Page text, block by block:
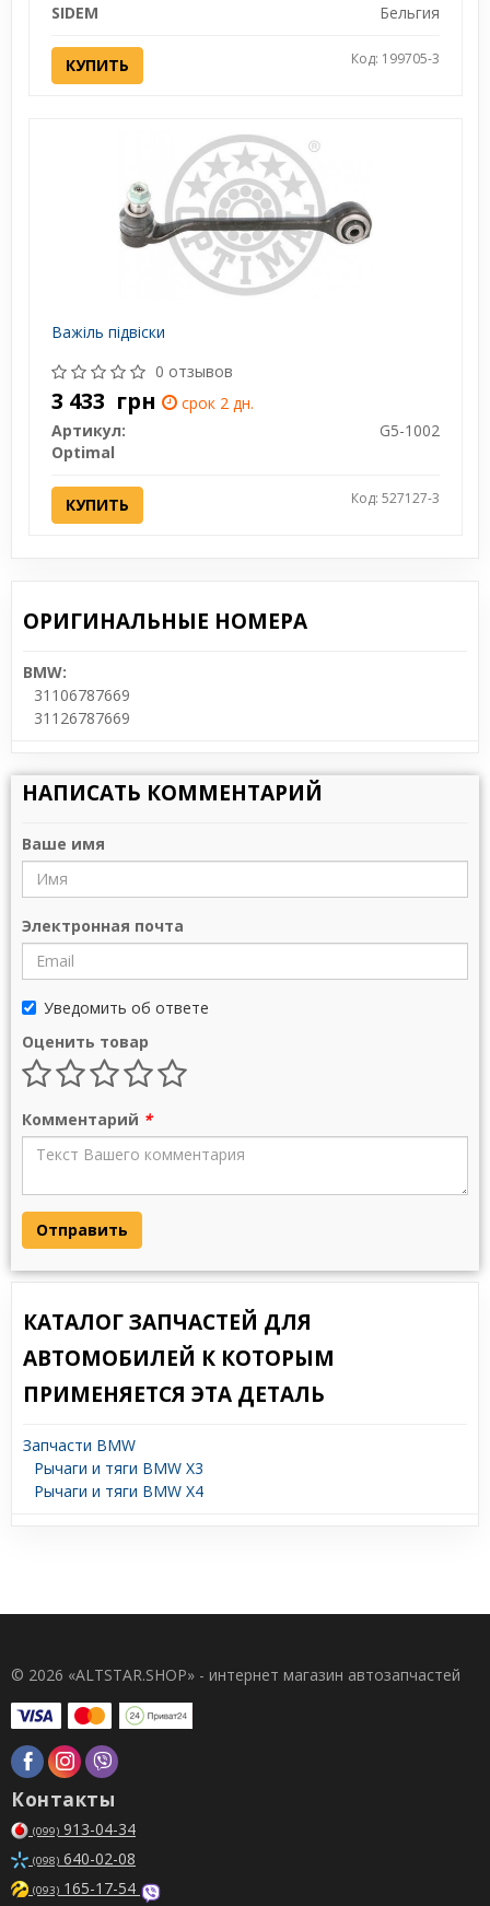
SIDEM
Бельгия
КУПИТЬ Код: 199705-3
Важіль підвіски
0 отзывов
3 433 грн
срок 2 дн.
Артикул:
G5-1002
Optimal
КУПИТЬ Код: 527127-3
ОРИГИНАЛЬНЫЕ НОМЕРА
BMW:
31106787669
31126787669
НАПИСАТЬ КОММЕНТАРИЙ
Ваше имя
Электронная почта
Уведомить об ответе
Оценить товар
Комментарий *
Отправить
КАТАЛОГ ЗАПЧАСТЕЙ ДЛЯ
АВТОМОБИЛЕЙ К КОТОРЫМ
ПРИМЕНЯЕТСЯ ЭТА ДЕТАЛЬ
Запчасти BMW
Рычаги и тяги BMW X3
Рычаги и тяги BMW X4
© 2026 «ALTSTAR.SHOP» - интернет магазин автозапчастей
Контакты
(099) 913-04-34
(098) 640-02-08
(093) 165-17-54